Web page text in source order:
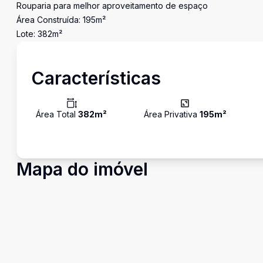
Rouparia para melhor aproveitamento de espaço
Área Construída: 195m²
Lote: 382m²
Características
Área Total 382m² Área Privativa 195m²
Mapa do imóvel